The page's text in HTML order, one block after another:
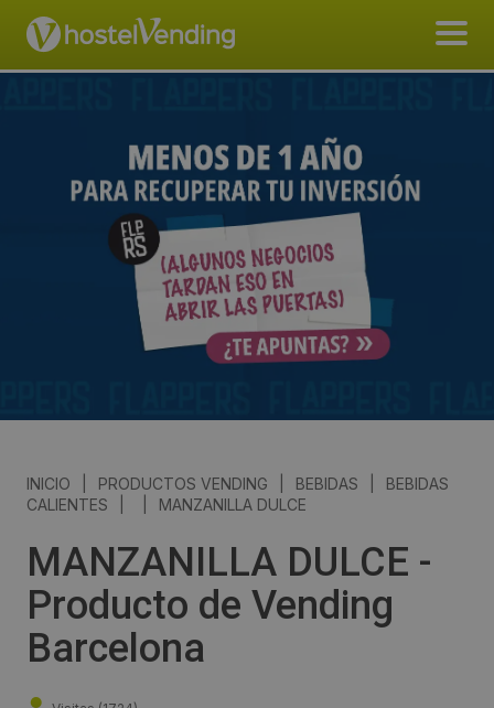
INICIO PRODUCTOS VENDING BEBIDAS
BEBIDAS
CALIENTES
MANZANILLA DULCE
MANZANILLA DULCE -
Producto de Vending
Barcelona